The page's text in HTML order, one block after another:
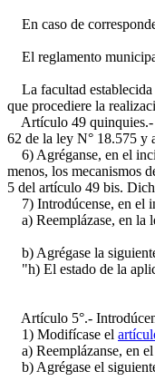
En caso de
El reglamento
La facultad establecida
que procediere la
Artículo 49 quinquies.-
62 de la ley N° 18.575 y
6) Agréganse, en el
menos, los mecanismos
5 del artículo 49 bis.
7) Introdúcense, en el
a) Reemplázase, en la
b) Agrégase la
"h) El estado de la
Artículo 5°.-
1) Modifícase el
a) Reemplázanse, en
b) Agrégase el